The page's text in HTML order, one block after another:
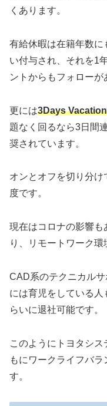
くあります。
有給休暇は在籍年数に
い付与され、それを1
ントからもフォローが
更には3Days
題なく回るなら3日間
奨されています。
オンとオフを切り分け
度です。
現在はコロナの影響も
り、リモートワーク環
CAD系のテクニカル
には育児をしている
らいに退社可能です。
このようにトヨタシス
もにワークライフバ
す。